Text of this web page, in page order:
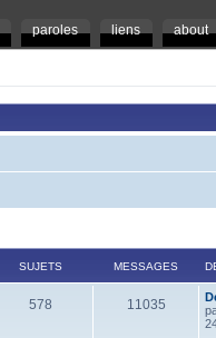
paroles liens about
SUJETS MESSAGES
578 11035